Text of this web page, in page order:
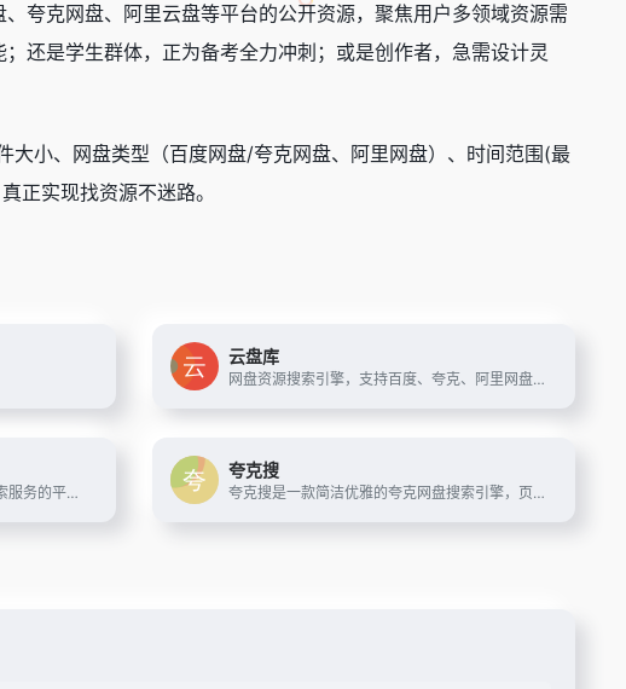
夸克网盘、阿里云盘等平台的公开资源，聚焦用户多领域资源需
还是学生群体，正为备考全力冲刺；或是创作者，急需设计灵
小、网盘类型（百度网盘/夸克网盘、阿里网盘）、时间范围(最
正实现找资源不迷路。
云盘库
网盘资源搜索引擎，支持百度、夸克、阿里网盘资源检索
易搜,云盘搜索,最优秀的阿里云盘搜索服务的平台,收集各类阿里云盘资源提供一站式搜索功能,推动互联网优质资源的高效传递!
夸克搜
夸克搜是一款简洁优雅的夸克网盘搜索引擎，页面清爽，资源全面，支持影视、短剧、综艺、动漫等夸克网盘资源搜索。只需输入关键词，即可快速找到相关夸克网盘资源。